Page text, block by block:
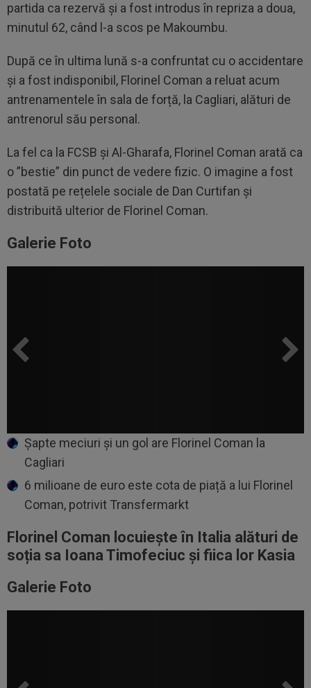
partida ca rezervă și a fost introdus în repriza a doua,
minutul 62, când l-a scos pe Makoumbu.
După ce în ultima lună s-a confruntat cu o accidentare
și a fost indisponibil, Florinel Coman a reluat acum
antrenamentele în sala de forță, la Cagliari, alături de
antrenorul său personal.
La fel ca la FCSB și Al-Gharafa, Florinel Coman arată ca
o ”bestie” din punct de vedere fizic. O imagine a fost
postată pe rețelele sociale de Dan Curtifan și
distribuită ulterior de Florinel Coman.
Galerie Foto
Șapte meciuri și un gol are Florinel Coman la
Cagliari
6 milioane de euro este cota de piață a lui Florinel
Coman, potrivit Transfermarkt
Florinel Coman locuiește în Italia alături de
soția sa Ioana Timofeciuc și fiica lor Kasia
Galerie Foto